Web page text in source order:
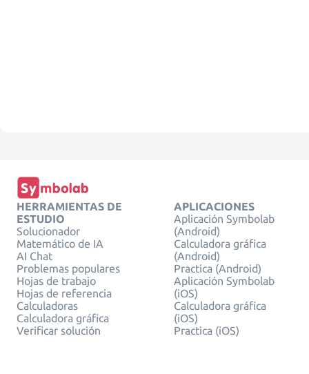
HERRAMIENTAS DE
ESTUDIO
Solucionador
Matemático de IA
AI Chat
Problemas populares
Hojas de trabajo
Hojas de referencia
Calculadoras
Calculadora gráfica
Verificar solución
APLICACIONES
Aplicación Symbolab
(Android)
Calculadora gráfica
(Android)
Practica (Android)
Aplicación Symbolab
(iOS)
Calculadora gráfica
(iOS)
Practica (iOS)